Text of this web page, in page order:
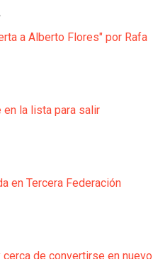
a Alberto Flores" por Rafa
la lista para salir
en Tercera Federación
de convertirse en nuevo